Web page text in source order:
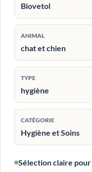
Biovetol
ANIMAL
chat et chien
TYPE
hygiène
CATÉGORIE
Hygiène et Soins
Sélection claire